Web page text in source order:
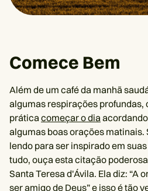
Comece Bem
Além de um café da manhã
algumas respirações
práticacomeçar o dia
algumas boas orações matinais.
lendo para ser inspirado em
tudo, ouça esta citação
Santa Teresa d'Ávila. Ela diz: “A
ser amigo de Deus” e isso é tão